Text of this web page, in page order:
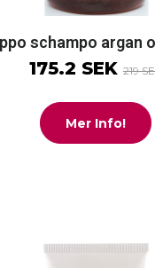
schampo argan
175.2 SEK 219
Mer Info!